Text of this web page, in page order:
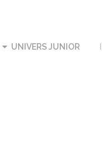
UNIVERS JUNIOR